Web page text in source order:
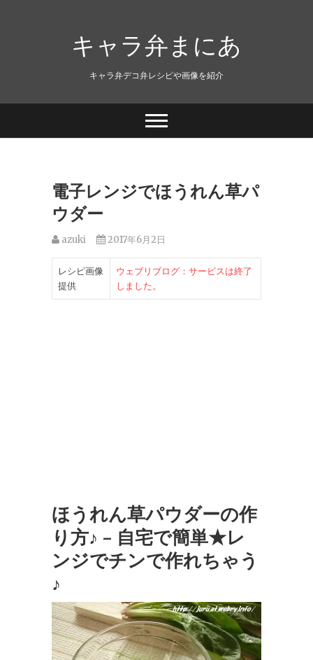
キャラ弁まにあ
キャラ弁デコ弁レシピや画像を紹介
電子レンジでほうれん草パ
ウダー
azuki 2017年6月2日
レシピ画像
提供
ウェブリブログ：サービスは終了
しました。
ほうれん草パウダーの作
り方♪ – 自宅で簡単★レ
ンジでチンで作れちゃう
♪